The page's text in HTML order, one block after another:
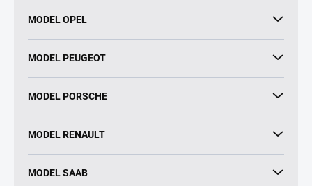
MODEL OPEL
MODEL PEUGEOT
MODEL PORSCHE
MODEL RENAULT
MODEL SAAB